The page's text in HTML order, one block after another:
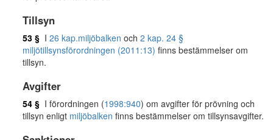
Tillsyn
53 § I 26 kap.miljöbalken och 2 kap. 24 §
miljötillsynsförordningen (2011:13) finns bestämmelser om
tillsyn.
Avgifter
54 § I förordningen (1998:940) om avgifter för prövning och
tillsyn enligt miljöbalken finns bestämmelser om tillsynsavgifter.